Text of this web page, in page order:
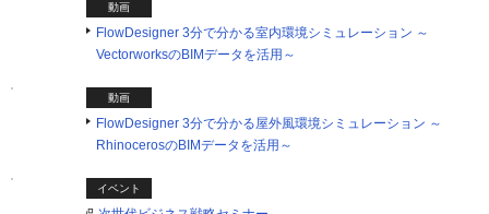
動画
FlowDesigner 3分で分かる室内環境シミュレーション ～
VectorworksのBIMデータを活用～
動画
FlowDesigner 3分で分かる屋外風環境シミュレーション ～
RhinocerosのBIMデータを活用～
イベント